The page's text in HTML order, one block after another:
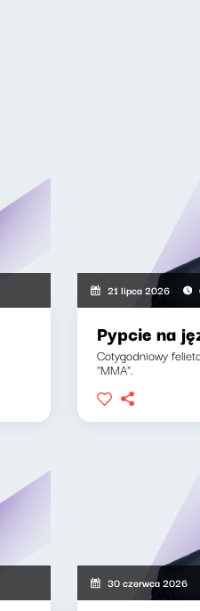
21 lipca 2026
Pypcie na
Cotygodniowy
"MMA".
30 czerwca 2026